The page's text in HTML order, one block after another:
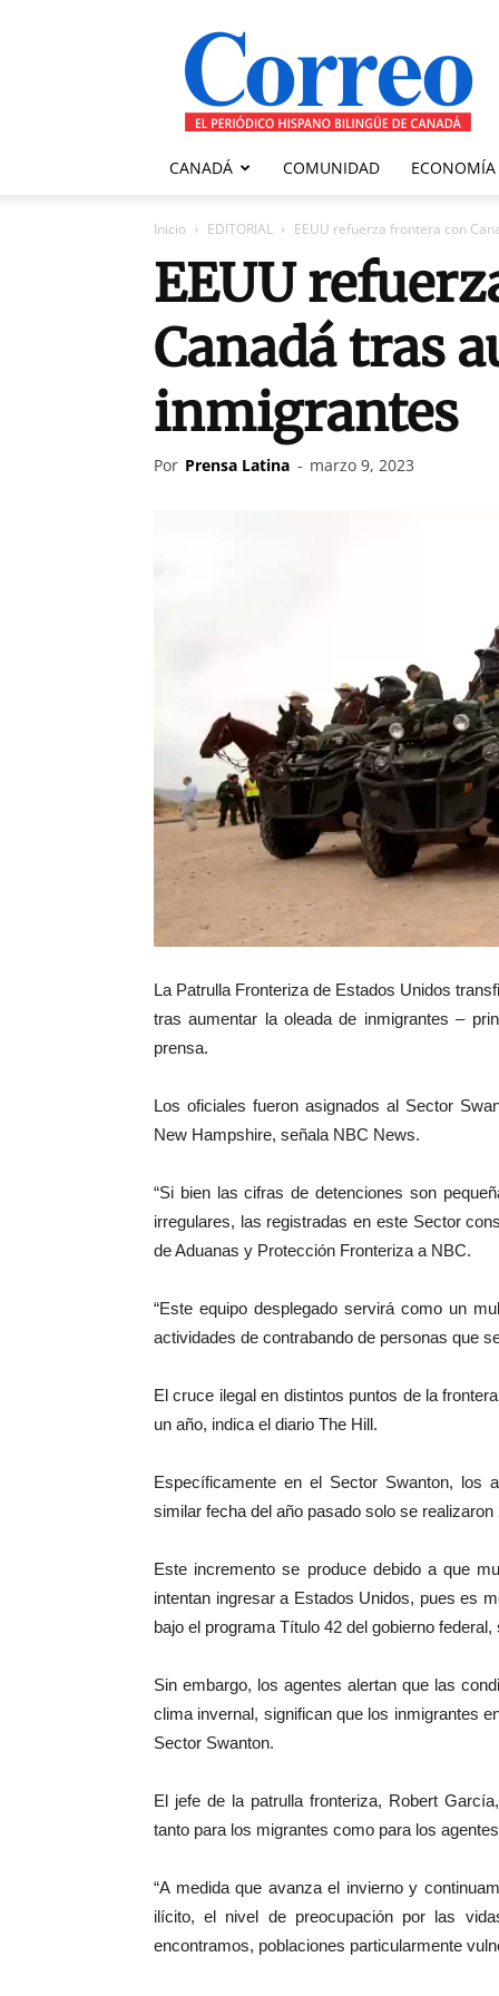
Correo
Canadiense
CANADÁ COMUNIDAD ECONOMÍA
Inicio EDITORIAL EEUU refuerza frontera con
EEUU
Canadá tras
inmigrantes
Por Prensa Latina - marzo 9, 2023
La Patrulla Fronteriza de Estados Unidos
tras aumentar la oleada de inmigrantes –
prensa.
Los oficiales fueron asignados al Sector
New Hampshire, señala NBC News.
“Si bien las cifras de detenciones son
irregulares, las registradas en este Sector
de Aduanas y Protección Fronteriza a NBC.
“Este equipo desplegado servirá como un
actividades de contrabando de personas que
El cruce ilegal en distintos puntos de la
un año, indica el diario The Hill.
Específicamente en el Sector Swanton, los
similar fecha del año pasado solo se realizaron
Este incremento se produce debido a que
intentan ingresar a Estados Unidos, pues es
bajo el programa Título 42 del gobierno
Sin embargo, los agentes alertan que las
clima invernal, significan que los inmigrantes
Sector Swanton.
El jefe de la patrulla fronteriza, Robert
tanto para los migrantes como para los
“A medida que avanza el invierno y
ilícito, el nivel de preocupación por las
encontramos, poblaciones particularmente